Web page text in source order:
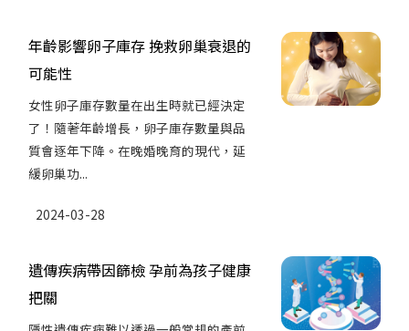
年齡影響卵子庫存 挽救卵巢衰退的
可能性
女性卵子庫存數量在出生時就已經決定
了！隨著年齡增長，卵子庫存數量與品
質會逐年下降。在晚婚晚育的現代，延
緩卵巢功...
2024-03-28
遺傳疾病帶因篩檢 孕前為孩子健康
把關